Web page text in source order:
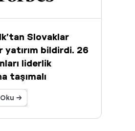
Slovaklar
yatırım bildirdi. 26
liderlik
taşımalı
→